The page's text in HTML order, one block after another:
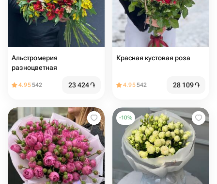
Альстромерия
разноцветная
4.95542 23 424֏
Красная кустовая роза
4.95542 28 109֏
-10%